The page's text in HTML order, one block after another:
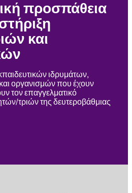
προσπάθεια
και
ιδρυμάτων,
οργανισμών που έχουν
τον επαγγελματικό
τριών της δευτεροβάθμιας